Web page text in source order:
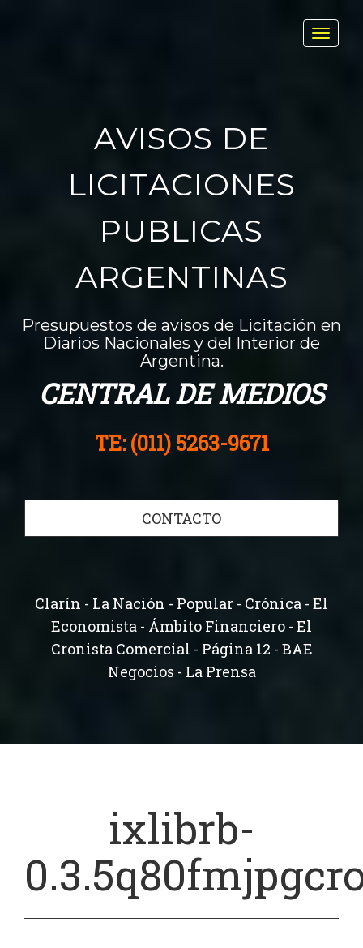
AVISOS DE
LICITACIONES
PUBLICAS
ARGENTINAS
Presupuestos de avisos de Licitación en
Diarios Nacionales y del Interior de
Argentina.
CENTRAL DE MEDIOS
TE: (011) 5263-9671
CONTACTO
Clarín - La Nación - Popular - Crónica - El
Economista - Ámbito Financiero - El
Cronista Comercial - Página 12 - BAE
Negocios - La Prensa
ixlibrb-